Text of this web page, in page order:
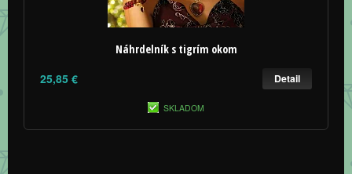
Náhrdelník s tigrím okom
25,85 € Detail
SKLADOM